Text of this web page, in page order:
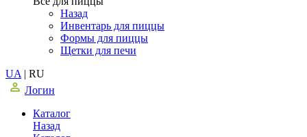
Назад
Инвентарь для пиццы
Формы для пиццы
Щетки для печи
UA | RU
Логин
Каталог
Назад